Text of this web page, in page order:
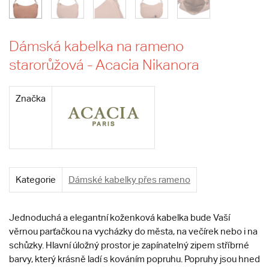
Dámská kabelka na rameno
starorůžová - Acacia Nikanora
Značka
Kategorie Dámské kabelky přes rameno
Jednoduchá a elegantní koženková kabelka bude Vaší
věrnou parťačkou na vycházky do města, na večírek nebo i na
schůzky. Hlavní úložný prostor je zapínatelný zipem stříbrné
barvy, který krásně ladí s kováním popruhu. Popruhy jsou hned